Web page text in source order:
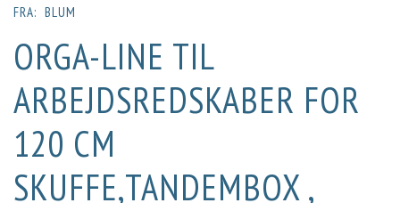
FRA: BLUM
ORGA-LINE TIL
ARBEJDSREDSKABER FOR
120 CM
SKUFFE,TANDEMBOX ,